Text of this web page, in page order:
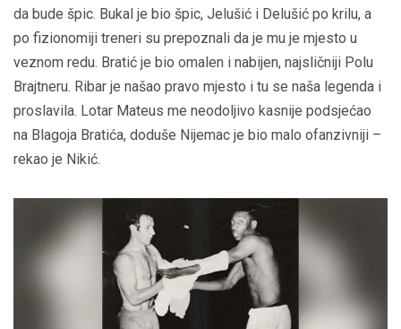
da bude špic. Bukal je bio špic, Jelušić i Delušić po krilu, a
po fizionomiji treneri su prepoznali da je mu je mjesto u
veznom redu. Bratić je bio omalen i nabijen, najsličniji Polu
Brajtneru. Ribar je našao pravo mjesto i tu se naša legenda i
proslavila. Lotar Mateus me neodoljivo kasnije podsjećao
na Blagoja Bratića, doduše Nijemac je bio malo ofanzivniji –
rekao je Nikić.